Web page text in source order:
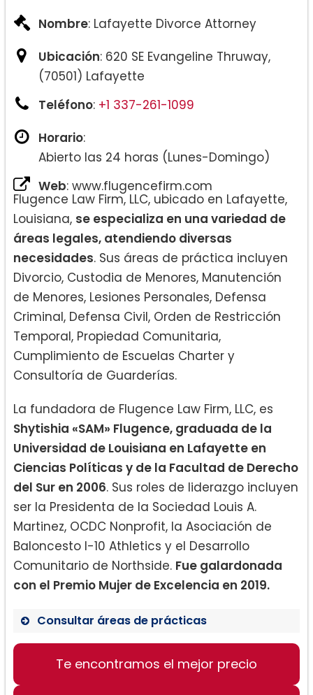
Nombre: Lafayette Divorce Attorney
Ubicación: 620 SE Evangeline Thruway,
(70501) Lafayette
Teléfono: +1 337-261-1099
Horario:
Abierto las 24 horas (Lunes-Domingo)
Web: www.flugencefirm.com
Flugence Law Firm, LLC, ubicado en Lafayette,
Louisiana, se especializa en una variedad de
áreas legales, atendiendo diversas
necesidades. Sus áreas de práctica incluyen
Divorcio, Custodia de Menores, Manutención
de Menores, Lesiones Personales, Defensa
Criminal, Defensa Civil, Orden de Restricción
Temporal, Propiedad Comunitaria,
Cumplimiento de Escuelas Charter y
Consultoría de Guarderías.
La fundadora de Flugence Law Firm, LLC, es
Shytishia «SAM» Flugence, graduada de la
Universidad de Louisiana en Lafayette en
Ciencias Políticas y de la Facultad de Derecho
del Sur en 2006. Sus roles de liderazgo incluyen
ser la Presidenta de la Sociedad Louis A.
Martinez, OCDC Nonprofit, la Asociación de
Baloncesto I-10 Athletics y el Desarrollo
Comunitario de Northside. Fue galardonada
con el Premio Mujer de Excelencia en 2019.
Consultar áreas de prácticas
Divorcio
Te encontramos el mejor precio